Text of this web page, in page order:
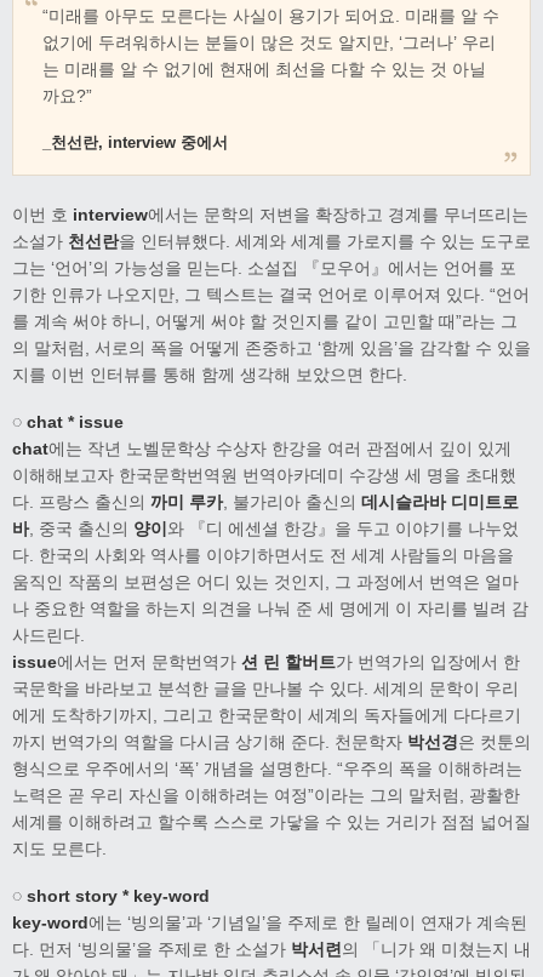
“미래를 아무도 모른다는 사실이 용기가 되어요. 미래를 알 수
없기에 두려워하시는 분들이 많은 것도 알지만, ‘그러나’ 우리
는 미래를 알 수 없기에 현재에 최선을 다할 수 있는 것 아닐
까요?”
_천선란, interview 중에서
이번 호 interview에서는 문학의 저변을 확장하고 경계를 무너뜨리는
소설가 천선란을 인터뷰했다. 세계와 세계를 가로지를 수 있는 도구로
그는 ‘언어’의 가능성을 믿는다. 소설집 『모우어』에서는 언어를 포
기한 인류가 나오지만, 그 텍스트는 결국 언어로 이루어져 있다. “언어
를 계속 써야 하니, 어떻게 써야 할 것인지를 같이 고민할 때”라는 그
의 말처럼, 서로의 폭을 어떻게 존중하고 ‘함께 있음’을 감각할 수 있을
지를 이번 인터뷰를 통해 함께 생각해 보았으면 한다.
◌ chat * issue
chat에는 작년 노벨문학상 수상자 한강을 여러 관점에서 깊이 있게
이해해보고자 한국문학번역원 번역아카데미 수강생 세 명을 초대했
다. 프랑스 출신의 까미 루카, 불가리아 출신의 데시슬라바 디미트로
바, 중국 출신의 양이 와 『디 에센셜 한강』을 두고 이야기를 나누었
다. 한국의 사회와 역사를 이야기하면서도 전 세계 사람들의 마음을
움직인 작품의 보편성은 어디 있는 것인지, 그 과정에서 번역은 얼마
나 중요한 역할을 하는지 의견을 나눠 준 세 명에게 이 자리를 빌려 감
사드린다.
issue에서는 먼저 문학번역가 션 린 할버트가 번역가의 입장에서 한
국문학을 바라보고 분석한 글을 만나볼 수 있다. 세계의 문학이 우리
에게 도착하기까지, 그리고 한국문학이 세계의 독자들에게 다다르기
까지 번역가의 역할을 다시금 상기해 준다. 천문학자 박선경은 컷툰의
형식으로 우주에서의 ‘폭’ 개념을 설명한다. “우주의 폭을 이해하려는
노력은 곧 우리 자신을 이해하려는 여정”이라는 그의 말처럼, 광활한
세계를 이해하려고 할수록 스스로 가닿을 수 있는 거리가 점점 넓어질
지도 모른다.
◌ short story * key-word
key-word에는 ‘빙의물’과 ‘기념일’을 주제로 한 릴레이 연재가 계속된
다. 먼저 ‘빙의물’을 주제로 한 소설가 박서련 의 「니가 왜 미쳤는지 내